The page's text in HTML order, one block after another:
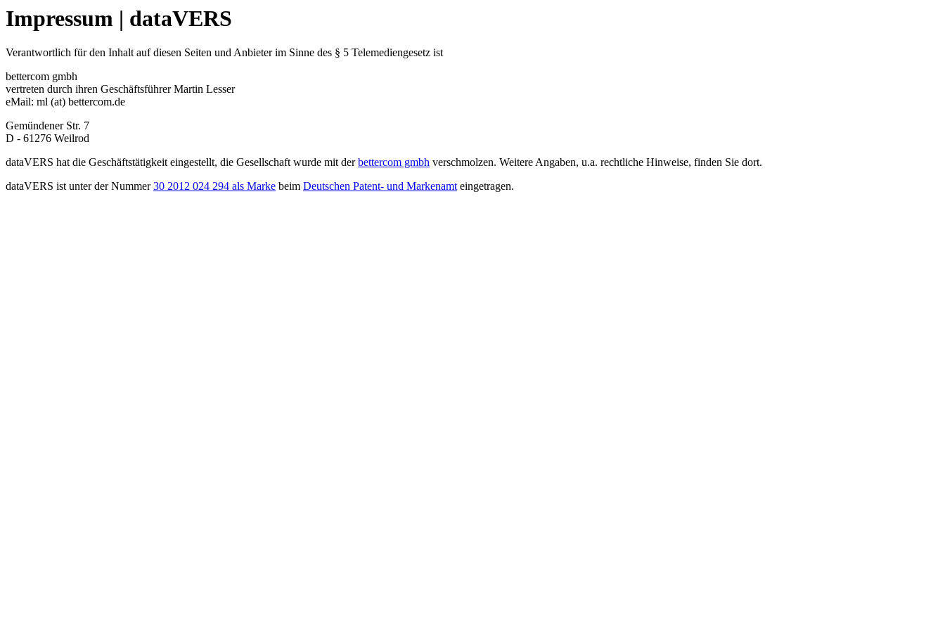
Impressum | dataVERS
Verantwortlich für den Inhalt auf diesen Seiten und Anbieter im Sinne des § 5 Telemediengesetz ist
bettercom gmbh
vertreten durch ihren Geschäftsführer Martin Lesser
eMail: ml (at) bettercom.de
Gemündener Str. 7
D - 61276 Weilrod
dataVERS hat die Geschäftstätigkeit eingestellt, die Gesellschaft wurde mit derbettercom gmbh verschmolzen. Weitere Angaben, u.a. rechtliche Hinweise, finden Sie dort.
dataVERS ist unter der Nummer30 2012 024 294 als Marke beim Deutschen Patent- und Markenamteingetragen.